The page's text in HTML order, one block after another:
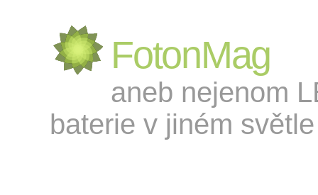
FotonMag
aneb nejenom
baterie v jiném